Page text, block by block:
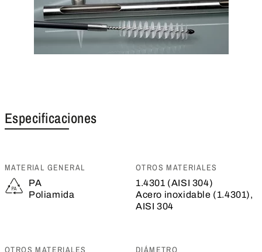
Especificaciones
MATERIAL GENERAL
PA
Poliamida
OTROS MATERIALES
1.4301 (AISI 304)
Acero inoxidable (1.4301),
AISI 304
OTROS MATERIALES DIÁMETRO